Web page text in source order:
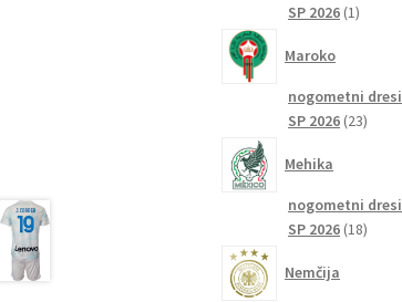
SP 2026 11
Maroko
nogometni dresi
SP 2026 2323
Mehika
nogometni dresi
SP 2026 1818
Nemčija